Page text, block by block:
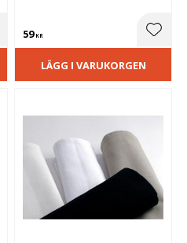
till i favoriter
59KR
LÄGG I VARUKORGEN